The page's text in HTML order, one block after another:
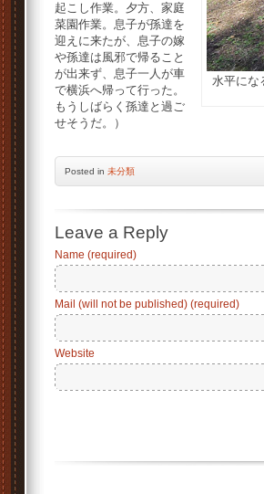
水平にな
起こし作業。夕方、家庭
菜園作業。息子が孫達を
迎えに来たが、息子の嫁
や孫達は風邪で帰ること
が出来ず、息子一人が車
で横浜へ帰って行った。
もうしばらく孫達と過ご
せそうだ。）
Posted in 未分類
Leave a Reply
Name (required)
Mail (will not be published) (required)
Website